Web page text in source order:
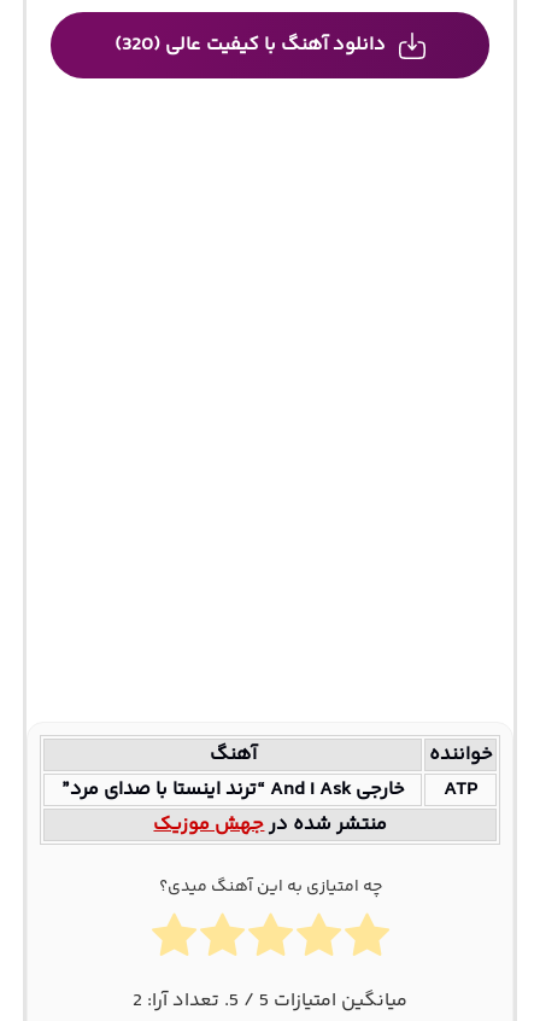
دانلود آهنگ با کیفیت عالی (320)
خواننده
آهنگ
ATP
خارجی And I Ask “ترند اینستا با صدای مرد”
منتشر شده درجهش موزیک
چه امتیازی به این آهنگ میدی؟
میانگین امتیازات 5 / 5. تعداد آرا: 2